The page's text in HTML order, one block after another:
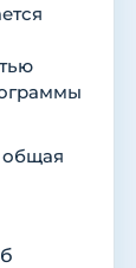
общая